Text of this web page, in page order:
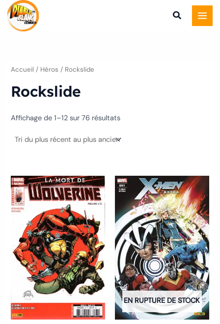
Aller
contenu
Accueil / Héros / Rockslide
Rockslide
Affichage de 1–12 sur 76 résultats
EN RUPTURE DE STOCK